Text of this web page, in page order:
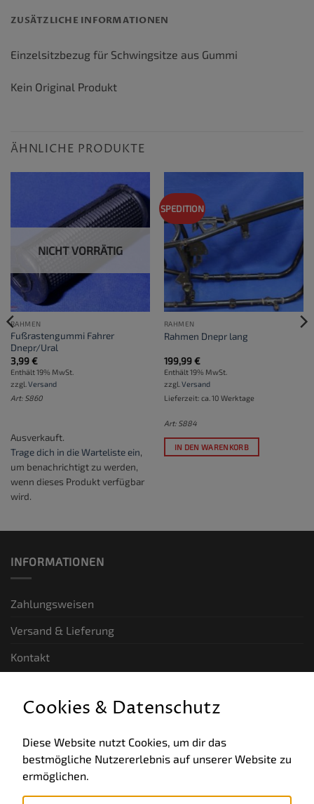
ZUSÄTZLICHE INFORMATIONEN
Einzelsitzbezug für Schwingsitze aus Gummi
Kein Original Produkt
ÄHNLICHE PRODUKTE
NICHT VORRÄTIG
RAHMEN
Fußrastengummi Fahrer
Dnepr/Ural
3,99€
Enthält 19% MwSt.
zzgl. Versand
Art: S860
Ausverkauft.
Trage dich in die Warteliste ein,
um benachrichtigt zu werden,
wenn dieses Produkt verfügbar
wird.
SPEDITION
RAHMEN
Rahmen Dnepr lang
199,99€
Enthält 19% MwSt.
zzgl. Versand
Lieferzeit: ca. 10 Werktage
Art: S884
IN DEN WARENKORB
INFORMATIONEN
Zahlungsweisen
Versand & Lieferung
Kontakt
Allgemeine Geschäftsbedingungen
Datenschutz
Cookies & Datenschutz
Diese Website nutzt Cookies, um dir das
bestmögliche Nutzererlebnis auf unserer Website zu
ermöglichen.